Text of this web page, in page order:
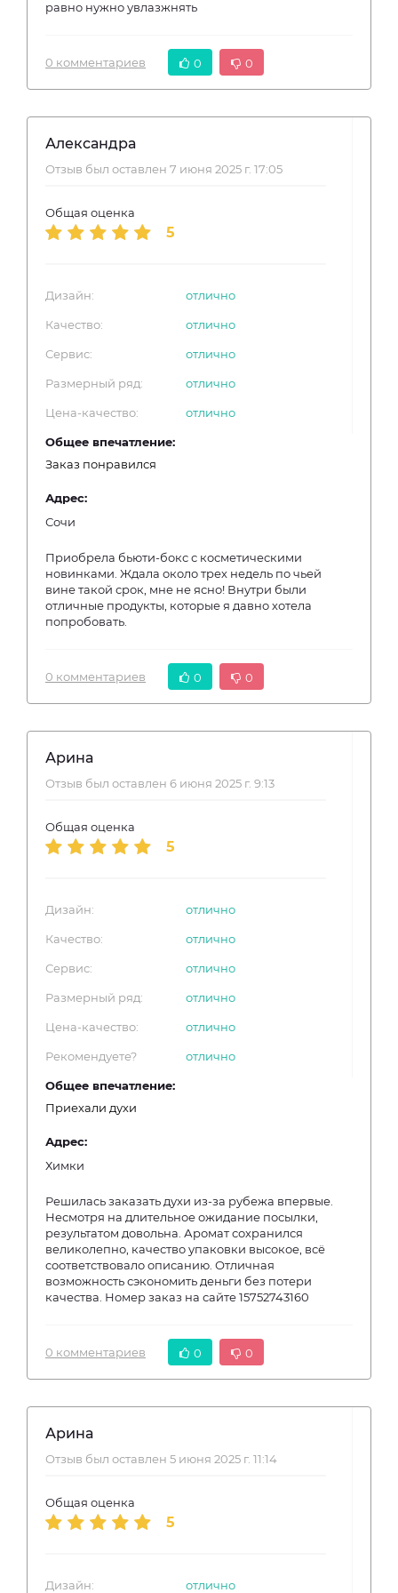
равно нужно увлазжнять
0 комментариев 0 0
Александра
Отзыв был оставлен 7 июня 2025 г. 17:05
Общая оценка
5
Дизайн: отлично
Качество: отлично
Сервис: отлично
Размерный ряд: отлично
Цена-качество: отлично
Общее впечатление:
Заказ понравился
Адрес:
Сочи
Приобрела бьюти-бокс с косметическими
новинками. Ждала около трех недель по чьей
вине такой срок, мне не ясно! Внутри были
отличные продукты, которые я давно хотела
попробовать.
0 комментариев 0 0
Арина
Отзыв был оставлен 6 июня 2025 г. 9:13
Общая оценка
5
Дизайн: отлично
Качество: отлично
Сервис: отлично
Размерный ряд: отлично
Цена-качество: отлично
Рекомендуете? отлично
Общее впечатление:
Приехали духи
Адрес:
Химки
Решилась заказать духи из-за рубежа впервые.
Несмотря на длительное ожидание посылки,
результатом довольна. Аромат сохранился
великолепно, качество упаковки высокое, всё
соответствовало описанию. Отличная
возможность сэкономить деньги без потери
качества. Номер заказ на сайте 15752743160
0 комментариев 0 0
Арина
Отзыв был оставлен 5 июня 2025 г. 11:14
Общая оценка
5
Дизайн: отлично